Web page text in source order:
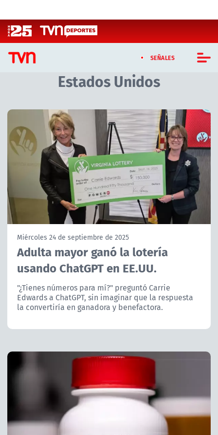
SEÑALES
CASTING MASTERCHEF CHILE
CASTING TVN VERTICAL
TVN VERTICAL
TVN PLAY
PROGRAMAS
TELESERIES
ACTUALIDAD Y TENDENCIAS
CORPORATIVO Y TRANSPARENCIA
CANAL DE DENUNCIAS
ÁREA DE PROYECTOS
Estados Unidos
Artículos relacionados con Estados Unidos
Miércoles 24 de septiembre de 2025
Adulta mayor ganó la lotería
usando ChatGPT en EE.UU.
"¿Tienes números para mí?" preguntó Carrie
Edwards a ChatGPT, sin imaginar que la respuesta
la convertiría en ganadora y benefactora.